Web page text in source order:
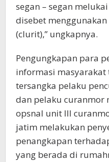
segan – segan
disebet
(clurit),” ungkapnya.
Pengungkapan para
informasi masyarakat
tersangka pelaku
dan pelaku curanmor
opsnal unit III
jatim melakukan
penangkapan
yang berada di